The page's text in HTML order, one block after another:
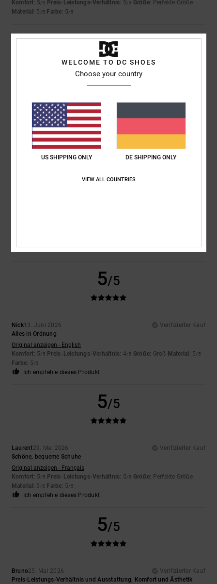
Komfort: 5/5 Preis-Leistungs-Verhältnis: 5/5 Größe: Perfekte Größe
Material: 5 /5 Farbe: 5/5
5/5
Original anzeigen - Português
: 5/5 Preis-Leistungs-Verhältnis: 5 Größe: Zu großMaterial
Farbe: 5 /5
5
Ich empfehle dieses Produkt
5/5
Nick13. Juni 2026
Verifizierter Kauf
Alles in Ordnung
Original anzeigen - English
Komfort: 5/5 Preis-Leistungs-Verhältnis: 4/5 Größe: Groß Material : 5/5
Farbe: 5/5
Ich empfehle dieses Produkt
5/5
Laurent29. Mai 2026
Verifizierter Kauf
Schöne, bequeme Schuhe
Original anzeigen - Français
Komfort: 5/5 Preis-Leistungs-Verhältnis: 5/5 Größe: Perfekte Größe
Material: 5 /5 Farbe: 5/5
Ich empfehle dieses Produkt
5/5
Bruno25. Mai 2026
Verifizierter Kauf
Preis-Leistungs-Verhältnis und Ausstattung, Komfort und Ästhetik
WELCOME TO DC SHOES
Choose your country
US SHIPPING ONLY DE SHIPPING ONLY
VIEW ALL COUNTRIES